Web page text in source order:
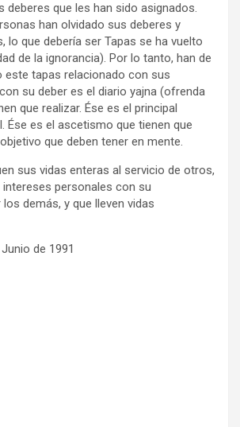
deberes que les han sido asignados.
han olvidado sus deberes y
lo que debería ser Tapas se ha vuelto
de la ignorancia). Por lo tanto, han de
este tapas relacionado con sus
su deber es el diario yajna (ofrenda
que realizar. Ése es el principal
Ése es el ascetismo que tienen que
que deben tener en mente.
sus vidas enteras al servicio de otros,
personales con su
demás, y que lleven vidas
de 1991